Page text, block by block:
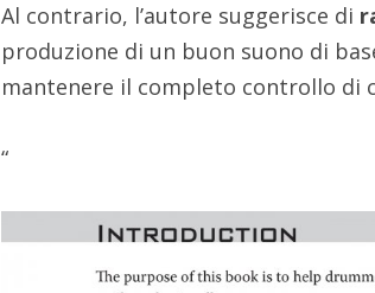
Al contrario, l’autore suggerisce di
produzione di un buon suono di
mantenere il completo controllo di
“